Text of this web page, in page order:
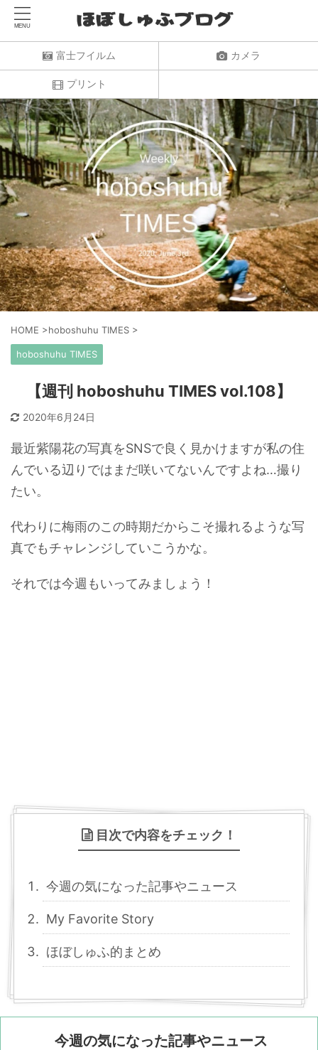
富士フイルム カメラ
プリント
HOME >hoboshuhu TIMES >
hoboshuhu TIMES
【週刊 hoboshuhu TIMES vol.108】
2020年6月24日
最近紫陽花の写真をSNSで良く見かけますが私の住
んでいる辺りではまだ咲いてないんですよね…撮り
たい。
代わりに梅雨のこの時期だからこそ撮れるような写
真でもチャレンジしていこうかな。
それでは今週もいってみましょう！
目次で内容をチェック！
今週の気になった記事やニュース
My Favorite Story
ほぼしゅふ的まとめ
今週の気になった記事やニュース